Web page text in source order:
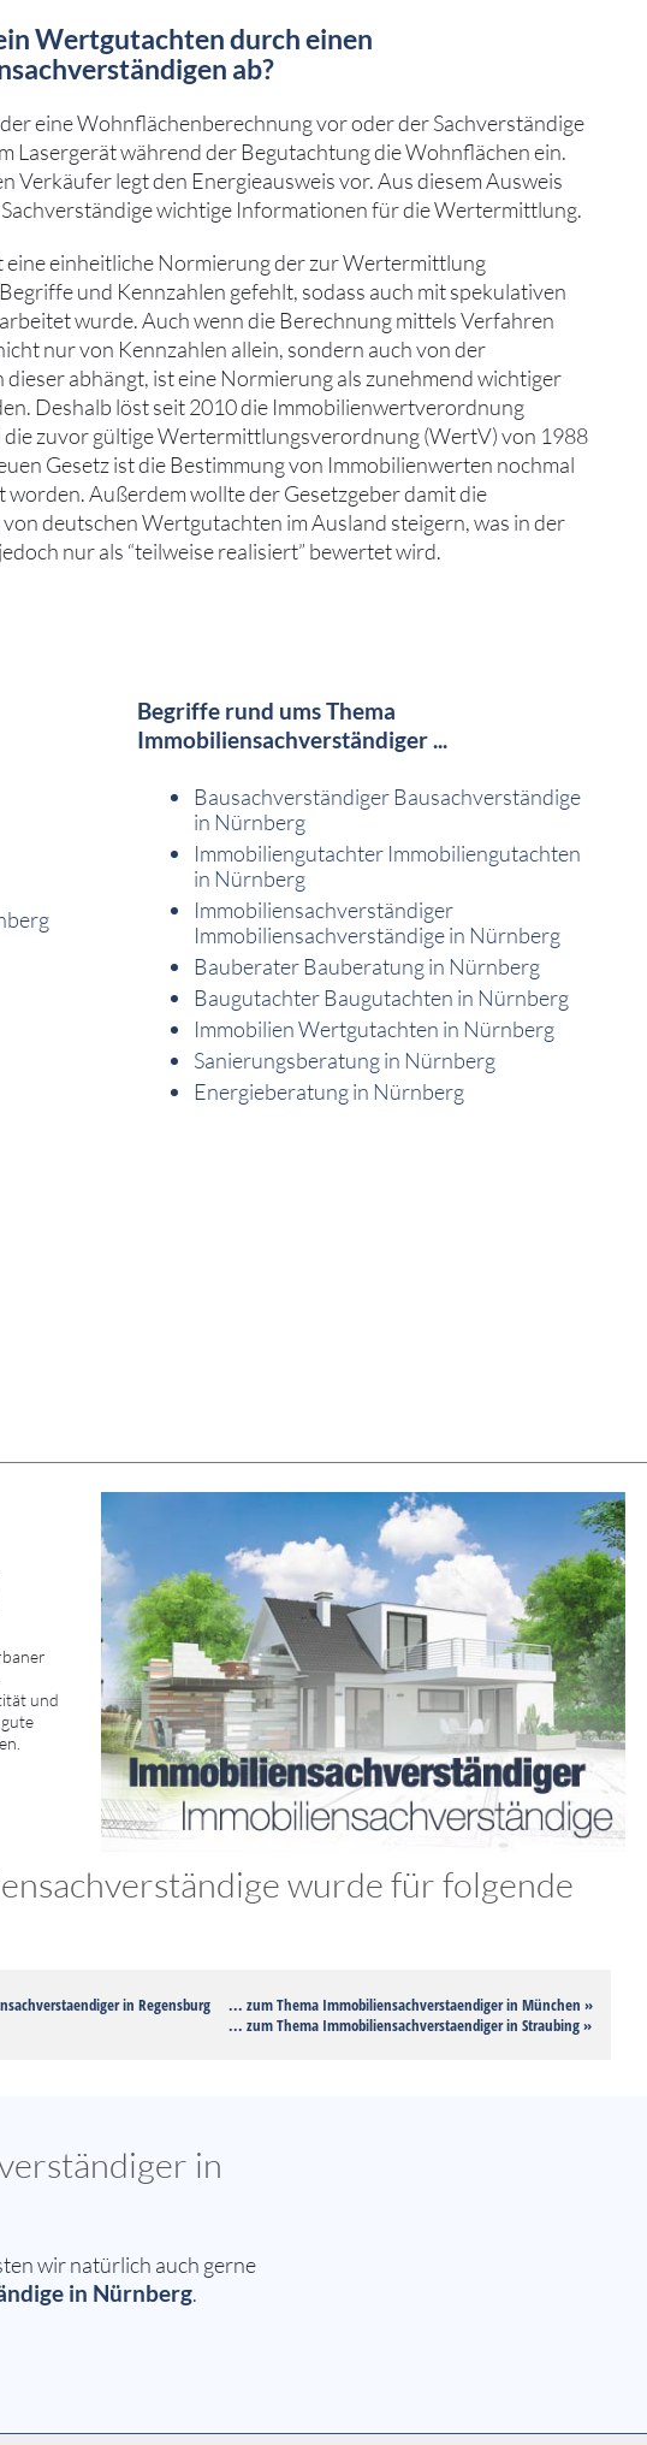
Wertgutachten durch einen
ab?
eine Wohnflächenberechnung vor oder der Sachverständige
Lasergerät während der Begutachtung die Wohnflächen ein.
Verkäufer legt den Energieausweis vor. Aus diesem Ausweis
wichtige Informationen für die Wertermittlung.
eine einheitliche Normierung der zur Wertermittlung
und Kennzahlen gefehlt, sodass auch mit spekulativen
wurde. Auch wenn die Berechnung mittels Verfahren
nur von Kennzahlen allein, sondern auch von der
abhängt, ist eine Normierung als zunehmend wichtiger
Deshalb löst seit 2010 die Immobilienwertverordnung
zuvor gültige Wertermittlungsverordnung (WertV) von 1988
Gesetz ist die Bestimmung von Immobilienwerten nochmal
Außerdem wollte der Gesetzgeber damit die
deutschen Wertgutachten im Ausland steigern, was in der
nur als “teilweise realisiert” bewertet wird.
Begriffe rund ums Thema
Immobiliensachverständiger ...
Bausachverständiger Bausachverständige
in Nürnberg
Immobiliengutachter Immobiliengutachten
in Nürnberg
Immobiliensachverständiger
Immobiliensachverständige in Nürnberg
Bauberater Bauberatung in Nürnberg
Baugutachter Baugutachten in Nürnberg
Immobilien Wertgutachten in Nürnberg
Sanierungsberatung in Nürnberg
Energieberatung in Nürnberg
und
wurde für folgende
in Regensburg
... zum Thema Immobiliensachverstaendiger in München »
... zum Thema Immobiliensachverstaendiger in Straubing »
in
wir natürlich auch gerne
in Nürnberg.